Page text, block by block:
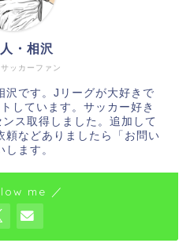
ッカーファン
・相沢
沢です。Jリーグが大好きで
しています。サッカー好き
ス取得しました。追加して
頼などありましたら「お問い
ます。
me ／